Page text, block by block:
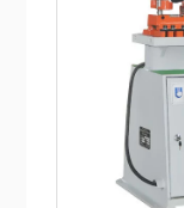
Công việc đột và
Không thực hiện
Giữ cho tất cả
Vết hàn và gờ
được đục lỗ hoặc